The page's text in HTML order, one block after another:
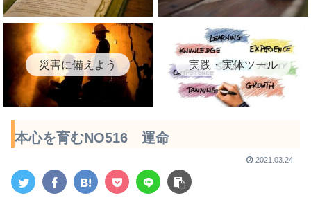
災害に備えよう 実践・実体ツール
本心を育むNO516 運命
2021.03.24